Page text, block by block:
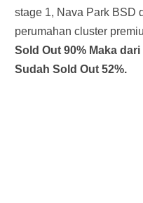
stage 1, Nava Park BSD
perumahan cluster
Sold Out 90% Maka
Sudah Sold Out 52%.